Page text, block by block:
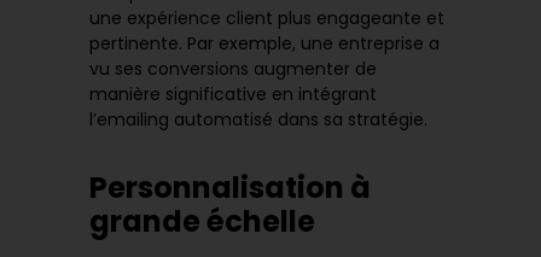
une expérience client plus engageante et
pertinente. Par exemple, une entreprise a
vu ses conversions augmenter de
manière significative en intégrant
l’emailing automatisé dans sa stratégie.
Personnalisation à
grande échelle